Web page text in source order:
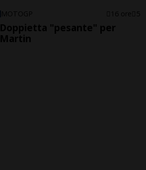
MOTOGP 16 ore 5
Doppietta "pesante" per
Martin